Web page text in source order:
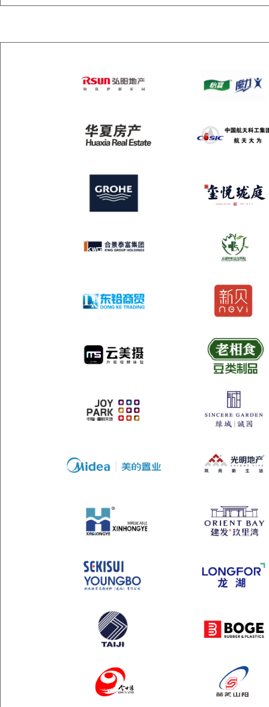
以团之名，燃动锡山！宛马『跑团赛中赛』报名开启
最后3天！科学备赛，刷新PB……
官 “兔” 招募，今天17点截止！